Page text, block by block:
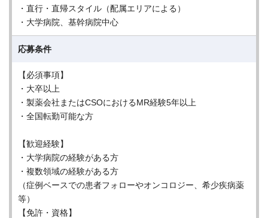
・直行・直帰スタイル（配属エリアによる）
・大学病院、基幹病院中心
応募条件
【必須事項】
・大卒以上
・製薬会社またはCSOにおけるMR経験5年以上
・全国転勤可能な方
【歓迎経験】
・大学病院の経験がある方
・複数領域の経験がある方
（症例ベースでの患者フォローやオンコロジー、希少疾病薬
等）
【免許・資格】